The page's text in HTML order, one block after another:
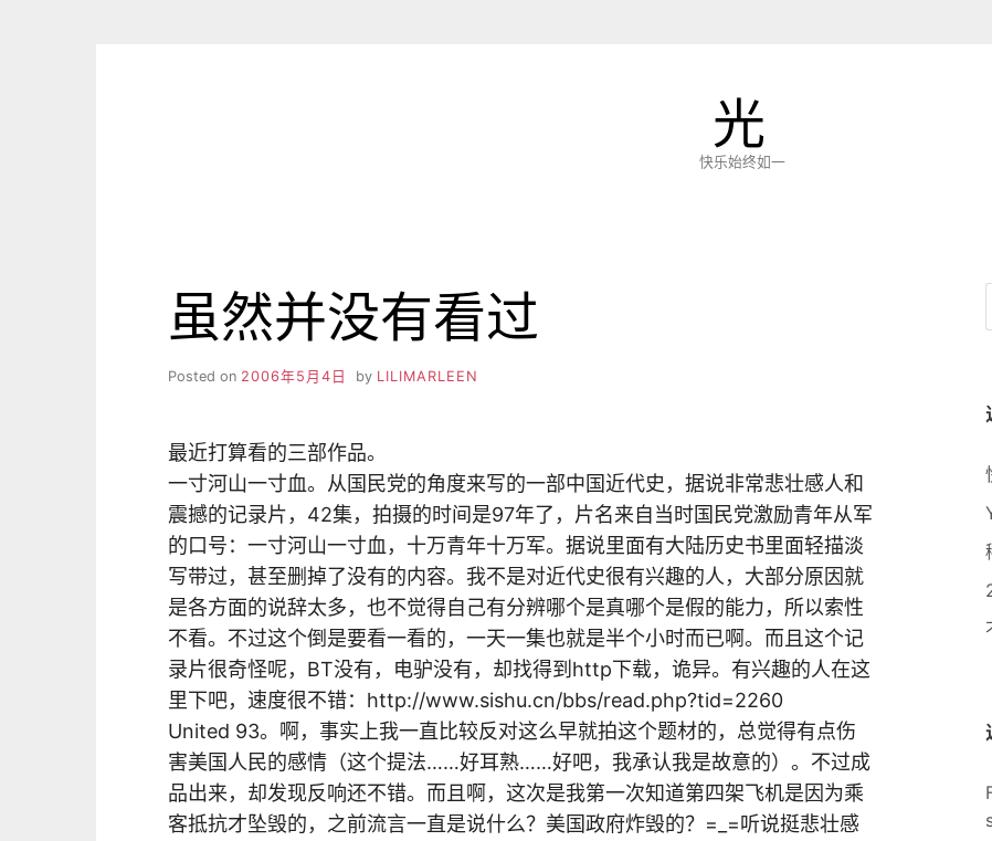
光
快乐始终如一
虽然并没有看过
Posted on 2006年5月4日 by LILIMARLEEN
最近打算看的三部作品。
一寸河山一寸血。从国民党的角度来写的一部中国近代史，据说非常悲壮感人和
震撼的记录片，42集，拍摄的时间是97年了，片名来自当时国民党激励青年从军
的口号：一寸河山一寸血，十万青年十万军。据说里面有大陆历史书里面轻描淡
写带过，甚至删掉了没有的内容。我不是对近代史很有兴趣的人，大部分原因就
是各方面的说辞太多，也不觉得自己有分辨哪个是真哪个是假的能力，所以索性
不看。不过这个倒是要看一看的，一天一集也就是半个小时而已啊。而且这个记
录片很奇怪呢，BT没有，电驴没有，却找得到http下载，诡异。有兴趣的人在这
里下吧，速度很不错：http://www.sishu.cn/bbs/read.php?tid=2260
United 93。啊，事实上我一直比较反对这么早就拍这个题材的，总觉得有点伤
害美国人民的感情（这个提法……好耳熟……好吧，我承认我是故意的）。不过成
品出来，却发现反响还不错。而且啊，这次是我第一次知道第四架飞机是因为乘
客抵抗才坠毁的，之前流言一直是说什么？美国政府炸毁的？=_=听说挺悲壮感